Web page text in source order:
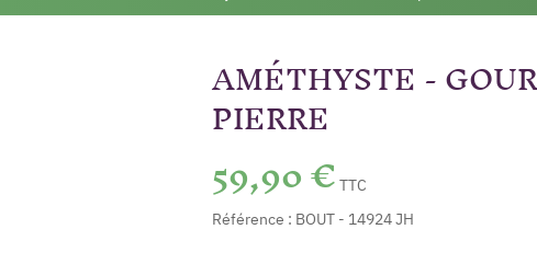
AMÉTHYSTE -
PIERRE
59,90 € TTC
Référence : BOUT - 14924 JH